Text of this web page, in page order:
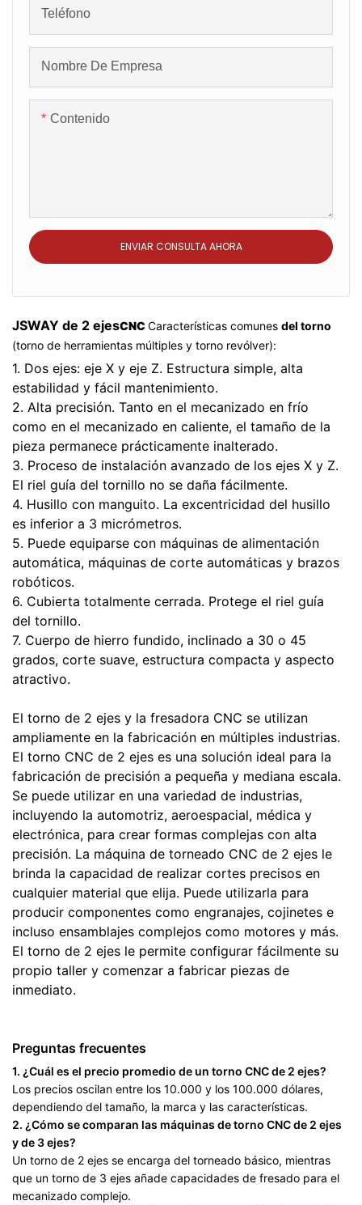
Teléfono
Nombre De Empresa
Contenido
ENVIAR CONSULTA AHORA
JSWAY de 2 ejesCNC Características comunes del torno
(torno de herramientas múltiples y torno revólver):
1. Dos ejes: eje X y eje Z. Estructura simple, alta
estabilidad y fácil mantenimiento.
2. Alta precisión. Tanto en el mecanizado en frío
como en el mecanizado en caliente, el tamaño de la
pieza permanece prácticamente inalterado.
3. Proceso de instalación avanzado de los ejes X y Z.
El riel guía del tornillo no se daña fácilmente.
4. Husillo con manguito. La excentricidad del husillo
es inferior a 3 micrómetros.
5. Puede equiparse con máquinas de alimentación
automática, máquinas de corte automáticas y brazos
robóticos.
6. Cubierta totalmente cerrada. Protege el riel guía
del tornillo.
7. Cuerpo de hierro fundido, inclinado a 30 o 45
grados, corte suave, estructura compacta y aspecto
atractivo.
El torno de 2 ejes y la fresadora CNC se utilizan
ampliamente en la fabricación en múltiples industrias.
El torno CNC de 2 ejes es una solución ideal para la
fabricación de precisión a pequeña y mediana escala.
Se puede utilizar en una variedad de industrias,
incluyendo la automotriz, aeroespacial, médica y
electrónica, para crear formas complejas con alta
precisión. La máquina de torneado CNC de 2 ejes le
brinda la capacidad de realizar cortes precisos en
cualquier material que elija. Puede utilizarla para
producir componentes como engranajes, cojinetes e
incluso ensamblajes complejos como motores y más.
El torno de 2 ejes le permite configurar fácilmente su
propio taller y comenzar a fabricar piezas de
inmediato.
Preguntas frecuentes
1. ¿Cuál es el precio promedio de un torno CNC de 2 ejes?
Los precios oscilan entre los 10.000 y los 100.000 dólares,
dependiendo del tamaño, la marca y las características.
2. ¿Cómo se comparan las máquinas de torno CNC de 2 ejes
y de 3 ejes?
Un torno de 2 ejes se encarga del torneado básico, mientras
que un torno de 3 ejes añade capacidades de fresado para el
mecanizado complejo.